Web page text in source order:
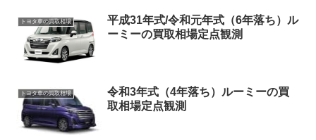
トヨタ車の買取相場
平成31年式/令和元年式（6年落ち）ル
ーミーの買取相場定点観測
トヨタ車の買取相場
令和3年式（4年落ち）ルーミーの買
取相場定点観測